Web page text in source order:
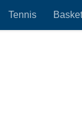
Tennis